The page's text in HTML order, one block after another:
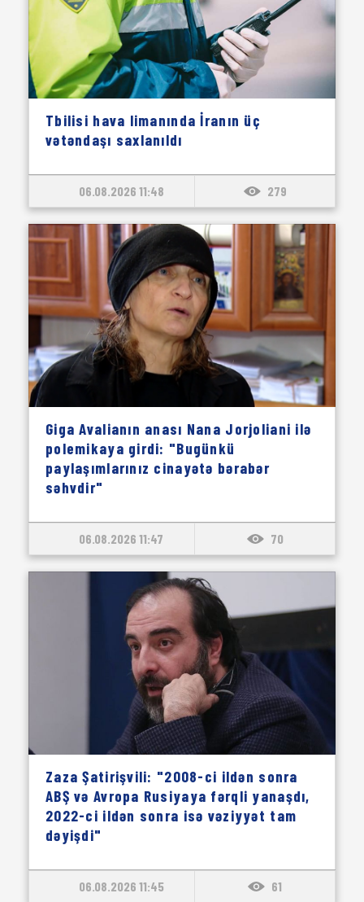
Tbilisi hava limanında İranın üç
vətəndaşı saxlanıldı
06.08.2026 11:48 279
Giga Avalianın anası Nana Jorjoliani ilə
polemikaya girdi: "Bugünkü
paylaşımlarınız cinayətə bərabər
səhvdir"
06.08.2026 11:47 70
Zaza Şatirişvili: "2008-ci ildən sonra
ABŞ və Avropa Rusiyaya fərqli yanaşdı,
2022-ci ildən sonra isə vəziyyət tam
dəyişdi"
06.08.2026 11:45 61